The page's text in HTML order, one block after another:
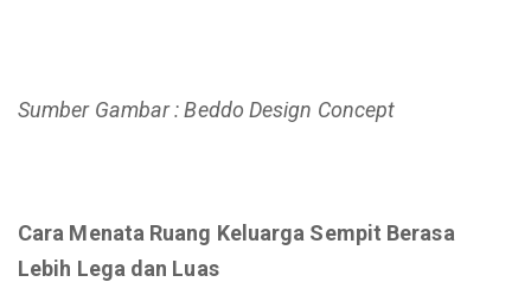
Sumber Gambar : Beddo Design Concept
Cara Menata Ruang Keluarga Sempit Berasa
Lebih Lega dan Luas